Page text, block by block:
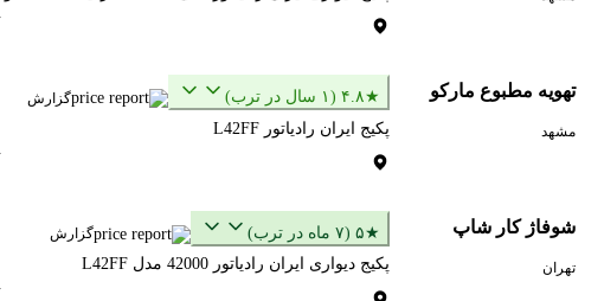
تهویه مطبوع مارکو
مشهد
★۴.۸ (۱ سال در ترب) گزارش
پکیج ایران رادیاتور L42FF
شوفاژ کار شاپ
تهران
★۵ (۷ ماه در ترب) گزارش
پکیج دیواری ایران رادیاتور 42000 مدل L42FF